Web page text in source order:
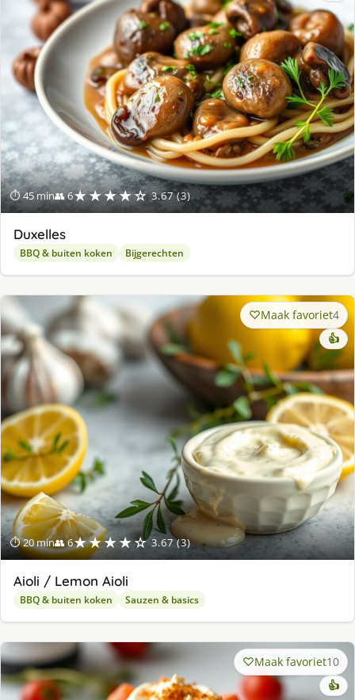
⏱ 45 min👥 6★★★★☆ 3.67 (3)
Duxelles
BBQ & buiten koken Bijgerechten
⏱ 20 min👥 6★★★★☆ 3.67 (3)
Maak favoriet4
👍
Aioli / Lemon Aioli
BBQ & buiten koken Sauzen & basics
Maak favoriet10
👍